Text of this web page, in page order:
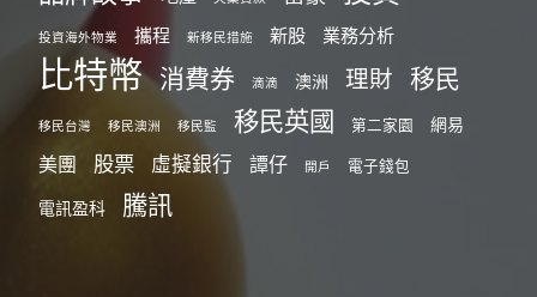
投資海外物業 攜程 新移民措施 新股 業務分析
比特幣 消費券 滴滴 澳洲 理財 移民
移民台灣 移民澳洲 移民監 移民英國 第二家園 網易
美團 股票 虛擬銀行 譚仔 開戶 電子錢包
電訊盈科 騰訊